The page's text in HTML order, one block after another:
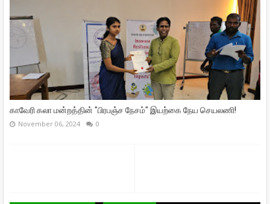
காவேரி கலா மன்றத்தின் "பிரபஞ்ச நேசம்" இயற்கை நேய செயலணி!
November 06, 2024 0